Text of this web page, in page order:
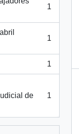
1
1
1
de
1